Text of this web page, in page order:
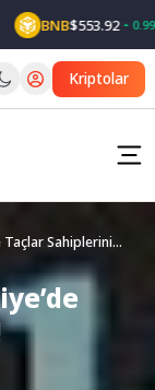
BNB$553.92 0.99%
Kriptolar
Taçlar Sahiplerini